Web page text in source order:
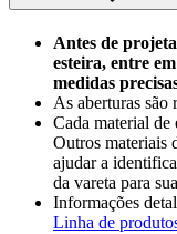
Antes de
esteira, entre
medidas
As aberturas são
Cada material de
Outros materiais
ajudar a
da vareta para
Informações
Linha de